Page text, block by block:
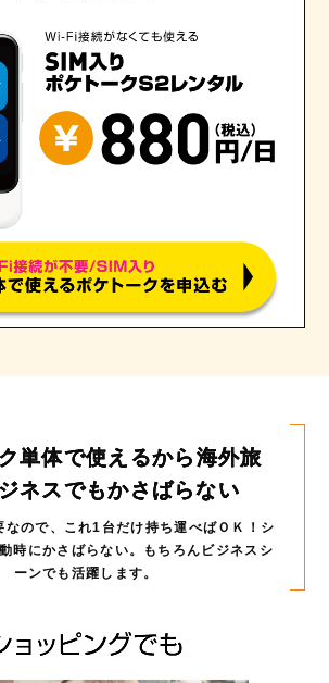
単体で使えるから海外旅
ネスでもかさばらない
ので、これ1台だけ持ち運べばＯＫ！ シ
時にかさばらない。もちろんビジネスシ
ーンでも活躍します。